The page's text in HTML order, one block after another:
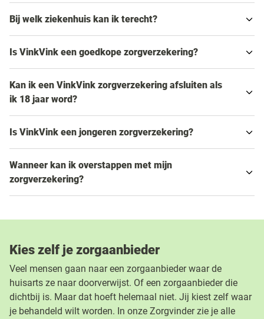
Bij welk ziekenhuis kan ik terecht?
Is VinkVink een goedkope zorgverzekering?
Kan ik een VinkVink zorgverzekering afsluiten als
ik 18 jaar word?
Is VinkVink een jongeren zorgverzekering?
Wanneer kan ik overstappen met mijn
zorgverzekering?
Kies zelf je zorgaanbieder
Veel mensen gaan naar een zorgaanbieder waar de
huisarts ze naar doorverwijst. Of een zorgaanbieder die
dichtbij is. Maar dat hoeft helemaal niet. Jij kiest zelf waar
je behandeld wilt worden. In onze Zorgvinder zie je alle